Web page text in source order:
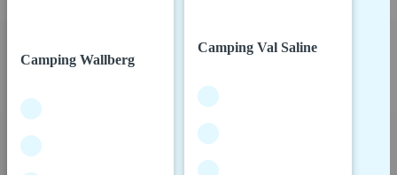
Camping Wallberg
Camping Val Saline